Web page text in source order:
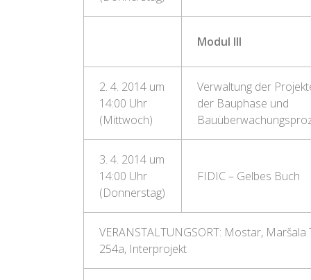
Modul III
2. 4. 2014 um
14:00 Uhr
(Mittwoch)
Verwaltung der
der Bauphase und
3. 4. 2014 um
14:00 Uhr
(Donnerstag)
FIDIC – Gelbes Buch
VERANSTALTUNGSORT: Mostar, Maršala
254a, Interprojekt